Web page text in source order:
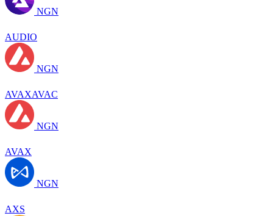
NGN
AUDIO
NGN
AVAXAVAC
NGN
AVAX
NGN
AXS